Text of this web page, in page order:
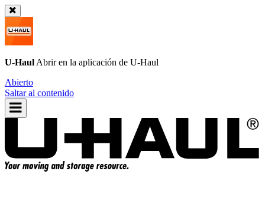
U-Haul Abrir en la aplicación de U-Haul
Abierto
Saltar al contenido